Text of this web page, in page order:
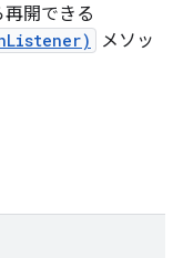
開できる
メソッ